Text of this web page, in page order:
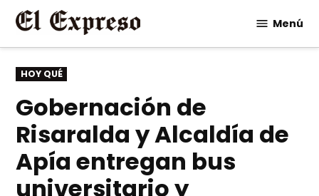
Saltar
contenido
Menú
PUBLICADO
EN
HOY QUÉ
Gobernación de
Risaralda y Alcaldía de
Apía entregan bus
universitario y